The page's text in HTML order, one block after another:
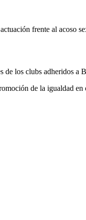
frente al acoso
de los clubs adheridos a
de la igualdad